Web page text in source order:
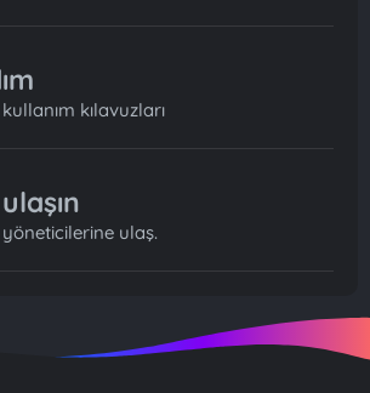
kılavuzları
ulaş.